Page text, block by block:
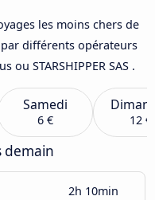
les moins chers de
différents opérateurs
ou STARSHIPPER SAS .
Samedi
6 € 12 €
demain
2h 10min